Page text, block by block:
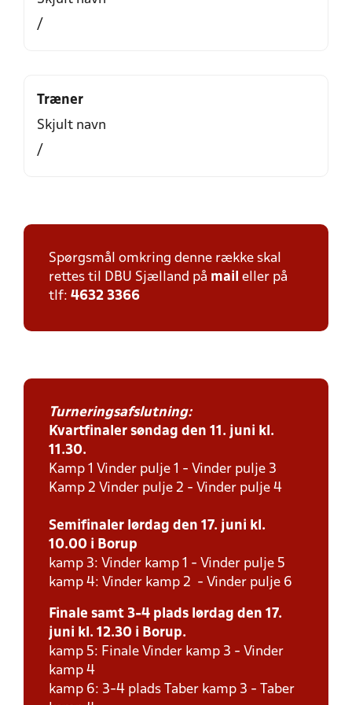
/
Træner
Skjult navn
/
Spørgsmål omkring denne række skal
rettes til DBU Sjælland på mail eller på
tlf: 4632 3366
Turneringsafslutning:
Kvartfinaler søndag den 11. juni kl.
11.30.
Kamp 1 Vinder pulje 1 - Vinder pulje 3
Kamp 2 Vinder pulje 2 - Vinder pulje 4
Semifinaler lørdag den 17. juni kl.
10.00 i Borup
kamp 3: Vinder kamp 1 - Vinder pulje 5
kamp 4: Vinder kamp 2 - Vinder pulje 6
Finale samt 3-4 plads lørdag den 17.
juni kl. 12.30 i Borup.
kamp 5: Finale Vinder kamp 3 - Vinder
kamp 4
kamp 6: 3-4 plads Taber kamp 3 - Taber